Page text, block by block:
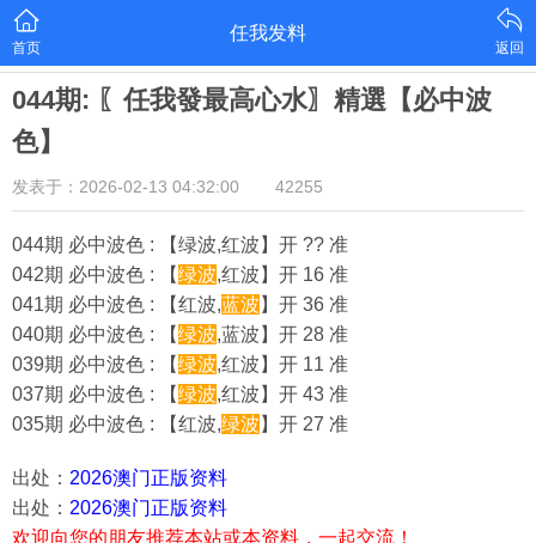
首页
任我发料
返回
044期: 〖任我發最高心水〗精選【必中波
色】
发表于：2026-02-13 04:32:00 42255
044期 必中波色 : 【绿波,红波】开 ?? 准
042期 必中波色 : 【绿波,红波】开 16 准
041期 必中波色 : 【红波,蓝波 】开 36 准
040期 必中波色 : 【绿波,蓝波】开 28 准
039期 必中波色 : 【绿波,红波】开 11 准
037期 必中波色 : 【绿波,红波】开 43 准
035期 必中波色 : 【红波,绿波 】开 27 准
出处： 2026澳门正版资料
出处： 2026澳门正版资料
欢迎向您的朋友推荐本站或本资料，一起交流！